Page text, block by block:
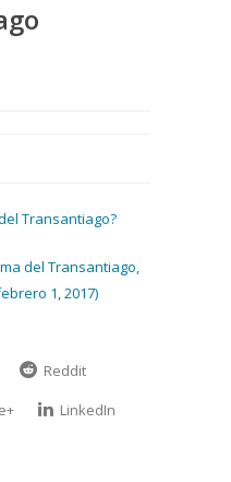
Transantiago?
del Transantiago,
1, 2017)
Reddit
LinkedIn